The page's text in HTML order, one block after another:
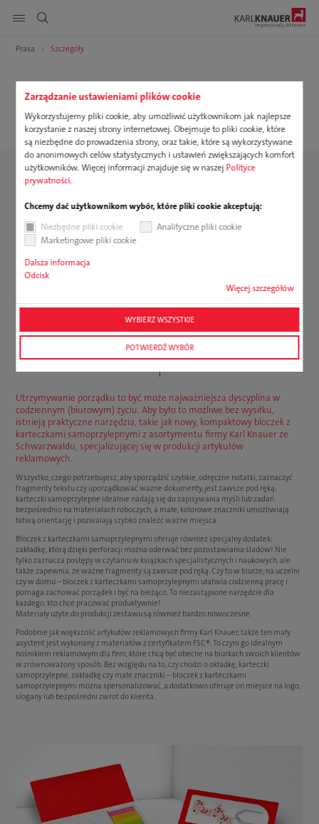
Zarządzanie ustawieniami plików cookie
Wykorzystujemy pliki cookie, aby umożliwić użytkownikom jak najlepsze
korzystanie z naszej strony internetowej. Obejmuje to pliki cookie, które
są niezbędne do prowadzenia strony, oraz takie, które są wykorzystywane
do anonimowych celów statystycznych i ustawień zwiększających komfort
użytkowników. Więcej informacji znajduje się w naszej Polityce
prywatności.
Chcemy dać użytkownikom wybór, które pliki cookie akceptują:
Niezbędne pliki cookie
Analityczne pliki cookie
Marketingowe pliki cookie
Dalsza informacja
Odcisk
Więcej szczegółów
WYBIERZ WSZYSTKIE
POTWIERDŹ WYBÓR
Pokaż nawigację strony
Produkty
Usługi
Zrównoważony rozwój
Firma
Do pobrania
DE EN PL
Prasa Szczegóły
12.11.2024
Inteligentne akcenty
Utrzymywanie porządku to być może najważniejsza dyscyplina w
codziennym (biurowym) życiu. Aby było to możliwe bez wysiłku,
istnieją praktyczne narzędzia, takie jak nowy, kompaktowy bloczek z
karteczkami samoprzylepnymi z asortymentu firmy Karl Knauer ze
Schwarzwaldu, specjalizującej się w produkcji artykułów
reklamowych.
Wszystko, czego potrzebujesz, aby sporządzić szybkie, odręczne notatki, zaznaczyć
fragmenty tekstu czy uporządkować ważne dokumenty, jest zawsze pod ręką:
karteczki samoprzylepne idealnie nadają się do zapisywania myśli lub zadań
bezpośrednio na materiałach roboczych, a małe, kolorowe znaczniki umożliwiają
łatwą orientację i pozwalają szybko znaleźć ważne miejsca.
Bloczek z karteczkami samoprzylepnymi oferuje również specjalny dodatek:
zakładkę, którą dzięki perforacji można oderwać bez pozostawiania śladów! Nie
tylko zaznacza postępy w czytaniu w książkach specjalistycznych i naukowych, ale
także zapewnia, że ważne fragmenty są zawsze pod ręką. Czy to w biurze, na uczelni
czy w domu – bloczek z karteczkami samoprzylepnymi ułatwia codzienną pracę i
pomaga zachować porządek i być na bieżąco. To niezastąpione narzędzie dla
każdego, kto chce pracować produktywnie!
Materiały użyte do produkcji zestawu są również bardzo nowoczesne.
Podobnie jak większość artykułów reklamowych firmy Karl Knauer, także ten mały
asystent jest wykonany z materiałów z certyfikatem FSC®. To czyni go idealnym
nośnikiem reklamowym dla firm, które chcą być obecne na biurkach swoich klientów
w zrównoważony sposób. Bez względu na to, czy chodzi o okładkę, karteczki
samoprzylepne, zakładkę czy małe znaczniki – bloczek z karteczkami
samoprzylepnymi można spersonalizować, a dodatkowo oferuje on miejsce na logo,
slogany lub bezpośredni zwrot do klienta.